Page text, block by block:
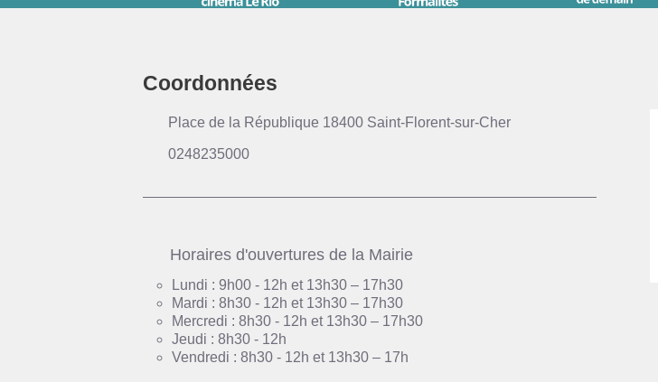
Coordonnées
Place de la République 18400 Saint-Florent-sur-Cher
0248235000
Horaires d'ouvertures de la Mairie
Lundi : 9h00 - 12h et 13h30 – 17h30
Mardi : 8h30 - 12h et 13h30 – 17h30
Mercredi : 8h30 - 12h et 13h30 – 17h30
Jeudi : 8h30 - 12h
Vendredi : 8h30 - 12h et 13h30 – 17h